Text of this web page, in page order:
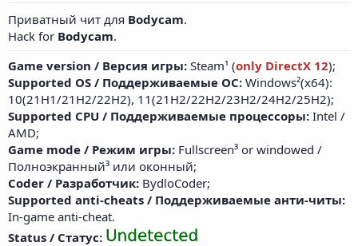
Приватный чит для Bodycam.
Hack for Bodycam.
Game version / Версия игры: Steam¹ (only DirectX 12);
Supported OS / Поддерживаемые ОС: Windows²(x64):
10(21H1/21H2/22H2), 11(21H2/22H2/23H2/24H2/25H2);
Supported CPU / Поддерживаемые процессоры: Intel /
AMD;
Game mode / Режим игры: Fullscreen³ or windowed /
Полноэкранный³ или оконный;
Coder / Разработчик: BydloCoder;
Supported anti-cheats / Поддерживаемые анти-читы:
In-game anti-cheat.
Status / Статус: